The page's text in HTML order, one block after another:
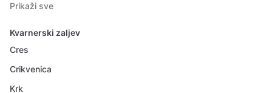
Prikaži sve
Kvarnerski zaljev
Cres
Crikvenica
Krk